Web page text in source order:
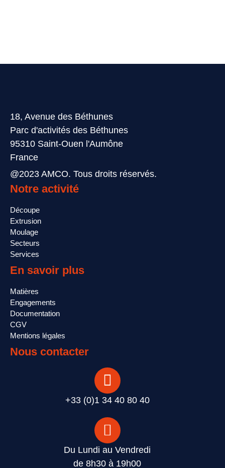
18, Avenue des Béthunes
Parc d'activités des Béthunes
95310 Saint-Ouen l'Aumône
France
@2023 AMCO. Tous droits réservés.
Notre activité
Découpe
Extrusion
Moulage
Secteurs
Services
En savoir plus
Matières
Engagements
Documentation
CGV
Mentions légales
Nous contacter
+33 (0)1 34 40 80 40
Du Lundi au Vendredi
de 8h30 à 19h00​